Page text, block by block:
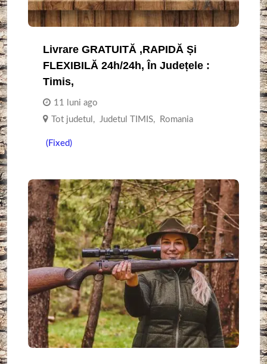
Livrare GRATUITĂ ,RAPIDĂ Și
FLEXIBILĂ 24h/24h, În Județele :
Timis,
11 luni ago
Tot judetul , Judetul TIMIS, Romania
(Fixed)